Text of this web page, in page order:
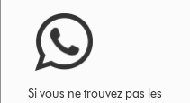
Si vous ne trouvez pas les